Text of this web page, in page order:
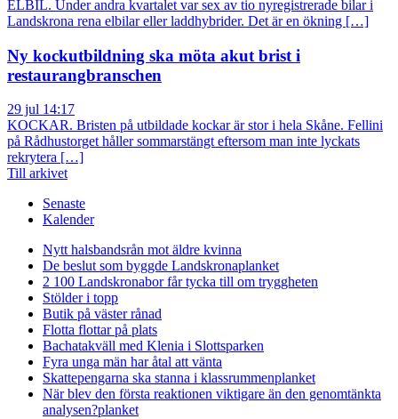
ELBIL. Under andra kvartalet var sex av tio nyregistrerade bilar i
Landskrona rena elbilar eller laddhybrider. Det är en ökning […]
Ny kockutbildning ska möta akut brist i
restaurangbranschen
29 jul 14:17
KOCKAR. Bristen på utbildade kockar är stor i hela Skåne. Fellini
på Rådhustorget håller sommarstängt eftersom man inte lyckats
rekrytera […]
Till arkivet
Senaste
Kalender
Nytt halsbandsrån mot äldre kvinna
De beslut som byggde Landskronaplanket
2 100 Landskronabor får tycka till om tryggheten
Stölder i topp
Butik på väster rånad
Flotta flottar på plats
Bachatakväll med Klenia i Slottsparken
Fyra unga män har åtal att vänta
Skattepengarna ska stanna i klassrummenplanket
När blev den första reaktionen viktigare än den genomtänkta
analysen?planket